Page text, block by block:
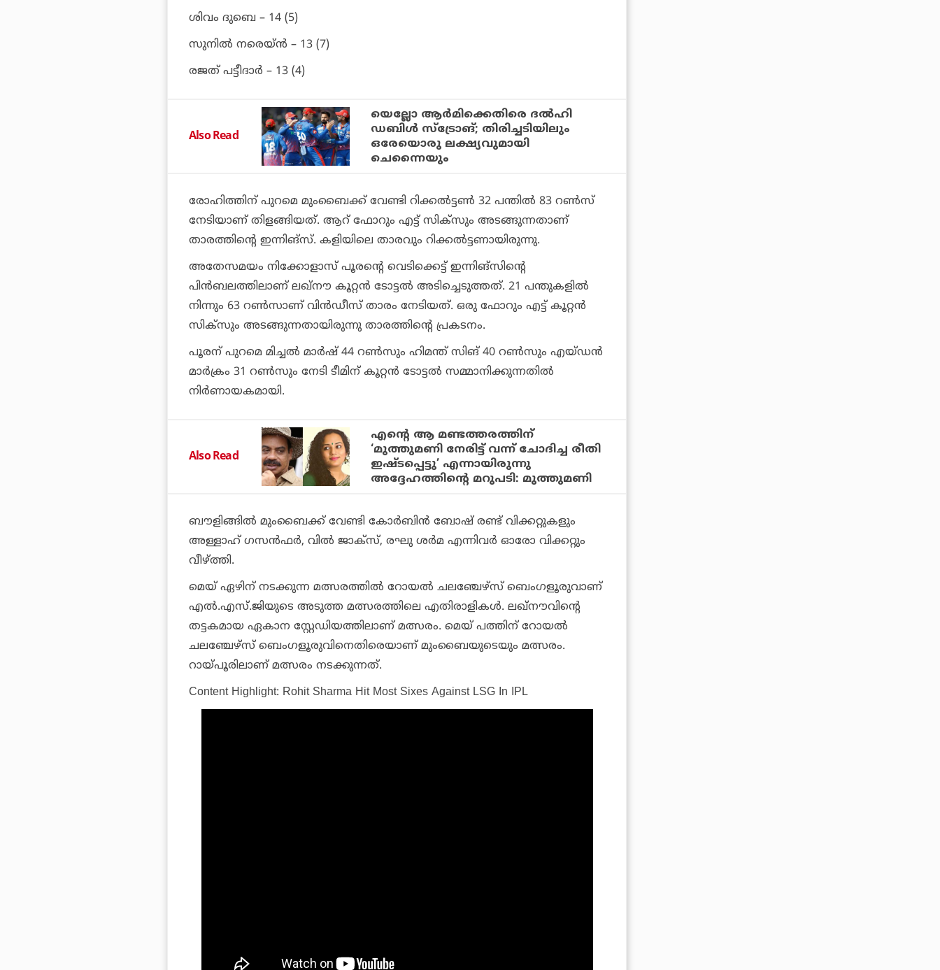
ശിവം ദുബെ – 14 (5)
സുനില്‍ നരെയ്ന്‍ – 13 (7)
രജത് പട്ടീദാര്‍ – 13 (4)
Also Read
യെല്ലോ ആര്‍മിക്കെതിരെ ദല്‍ഹി
ഡബിള്‍ സ്‌ട്രോങ്; തിരിച്ചടിയിലും
ഒരേയൊരു ലക്ഷ്യവുമായി
ചെന്നൈയും
രോഹിത്തിന് പുറമെ മുംബൈക്ക് വേണ്ടി റിക്കല്‍ട്ടണ്‍ 32 പന്തില്‍ 83 റണ്‍സ്
നേടിയാണ് തിളങ്ങിയത്. ആറ് ഫോറും എട്ട് സിക്‌സും അടങ്ങുന്നതാണ്
താരത്തിന്റെ ഇന്നിങ്സ്. കളിയിലെ താരവും റിക്കല്‍ട്ടണായിരുന്നു.
അതേസമയം നിക്കോളാസ് പൂരന്റെ വെടിക്കെട്ട് ഇന്നിങ്സിന്റെ
പിന്‍ബലത്തിലാണ് ലഖ്‌നൗ കൂറ്റന്‍ ടോട്ടല്‍ അടിച്ചെടുത്തത്. 21 പന്തുകളില്‍
നിന്നും 63 റണ്‍സാണ് വിന്‍ഡീസ് താരം നേടിയത്. ഒരു ഫോറും എട്ട് കൂറ്റന്‍
സിക്‌സും അടങ്ങുന്നതായിരുന്നു താരത്തിന്റെ പ്രകടനം.
പൂരന് പുറമെ മിച്ചല്‍ മാര്‍ഷ് 44 റണ്‍സും ഹിമന്ത് സിങ് 40 റണ്‍സും എയ്ഡന്‍
മാര്‍ക്രം 31 റണ്‍സും നേടി ടീമിന് കൂറ്റന്‍ ടോട്ടല്‍ സമ്മാനിക്കുന്നതില്‍
നിര്‍ണായകമായി.
Also Read
എന്റെ ആ മണ്ടത്തരത്തിന്
‘മുത്തുമണി നേരിട്ട് വന്ന് ചോദിച്ച രീതി
ഇഷ്ടപ്പെട്ടു’ എന്നായിരുന്നു
അദ്ദേഹത്തിന്റെ മറുപടി: മുത്തുമണി
ബൗളിങ്ങില്‍ മുംബൈക്ക് വേണ്ടി കോര്‍ബിന്‍ ബോഷ് രണ്ട് വിക്കറ്റുകളും
അള്ളാഹ് ഗസന്‍ഫര്‍, വില്‍ ജാക്സ്, രഘു ശര്‍മ എന്നിവര്‍ ഓരോ വിക്കറ്റും
വീഴ്ത്തി.
മെയ് ഏഴിന് നടക്കുന്ന മത്സരത്തില്‍ റോയല്‍ ചലഞ്ചേഴ്‌സ് ബെംഗളൂരുവാണ്
എല്‍.എസ്.ജിയുടെ അടുത്ത മത്സരത്തിലെ എതിരാളികള്‍. ലഖ്‌നൗവിന്റെ
തട്ടകമായ ഏകാന സ്റ്റേഡിയത്തിലാണ് മത്സരം. മെയ് പത്തിന് റോയല്‍
ചലഞ്ചേഴ്‌സ് ബെംഗളൂരുവിനെതിരെയാണ് മുംബൈയുടെയും മത്സരം.
റായ്പൂരിലാണ് മത്സരം നടക്കുന്നത്.
Content Highlight: Rohit Sharma Hit Most Sixes Against LSG In IPL